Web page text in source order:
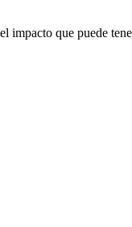
impacto que puede